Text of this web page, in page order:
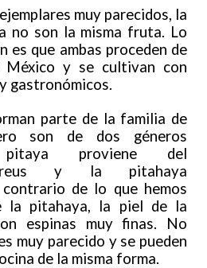
muy parecidos, la
no son la misma fruta. Lo
es que ambas proceden de
México y se cultivan con
gastronómicos.
parte de la familia de
son de dos géneros
proviene del
y la pitahaya
de lo que hemos
la pitahaya, la piel de la
espinas muy finas. No
muy parecido y se pueden
de la misma forma.